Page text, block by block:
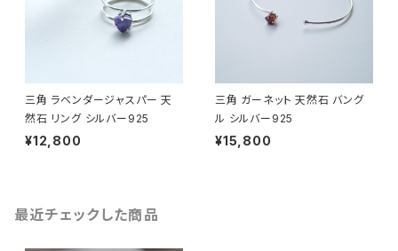
三角 ラベンダージャスパー 天
然石 リング シルバー925
¥12,800
三角 ガーネット 天然石 バング
ル シルバー925
¥15,800
最近チェックした商品